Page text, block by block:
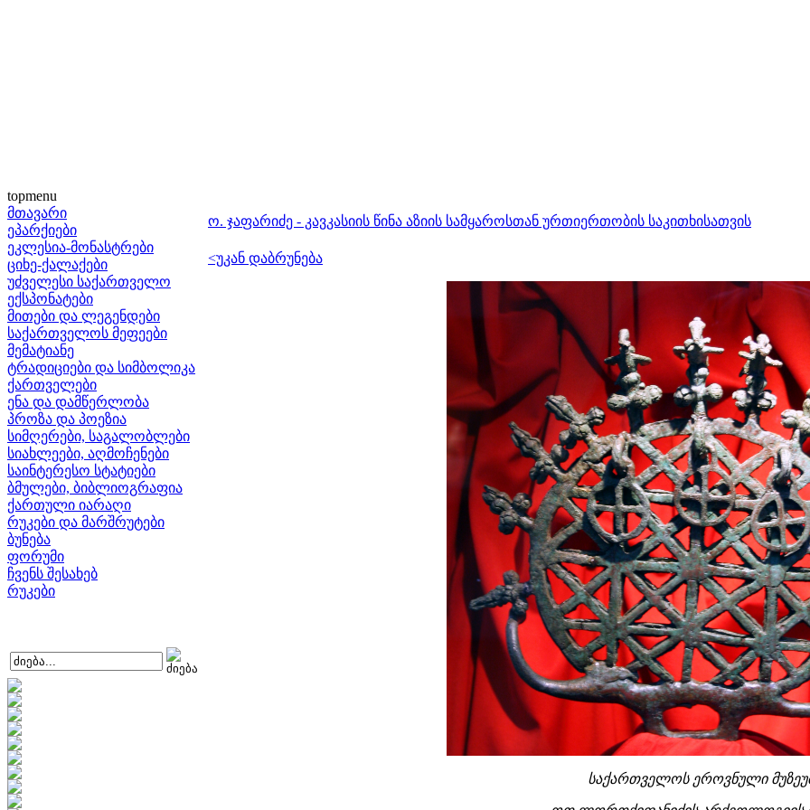
topmenu
მთავარი
ეპარქიები
ეკლესია-მონასტრები
ციხე-ქალაქები
უძველესი საქართველო
ექსპონატები
მითები და ლეგენდები
საქართველოს მეფეები
მემატიანე
ტრადიციები და სიმბოლიკა
ქართველები
ენა და დამწერლობა
პროზა და პოეზია
სიმღერები, საგალობლები
სიახლეები, აღმოჩენები
საინტერესო სტატიები
ბმულები, ბიბლიოგრაფია
ქართული იარაღი
რუკები და მარშრუტები
ბუნება
ფორუმი
ჩვენს შესახებ
რუკები
ო. ჯაფარიძე - კავკასიის წინა აზიის სამყაროსთან ურთიერთობის საკითხისათვის
<უკან დაბრუნება
საქართველოს ეროვნული